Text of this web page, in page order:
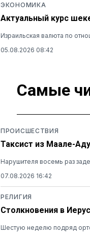
ЭКОНОМИКА
Актуальный курс
Израильская валюта по
05.08.2026 08:42
Самые
ПРОИСШЕСТВИЯ
Таксист из Маале-
Нарушителя восемь раз
07.08.2026 16:42
РЕЛИГИЯ
Столкновения в
Шестую неделю подряд